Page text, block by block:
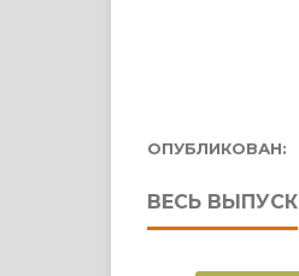
ОПУБЛИКОВАН:
ВЕСЬ ВЫПУСК